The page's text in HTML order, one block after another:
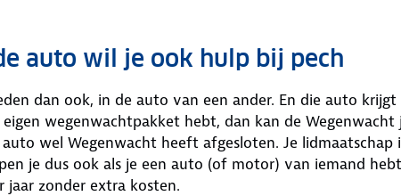
auto wil je ook hulp bij pech
dan ook, in de auto van een ander. En die auto
eigen wegenwachtpakket hebt, dan kan de
wel Wegenwacht heeft afgesloten. Je lidmaatschap
je dus ook als je een auto (of motor) van iemand
jaar zonder extra kosten.